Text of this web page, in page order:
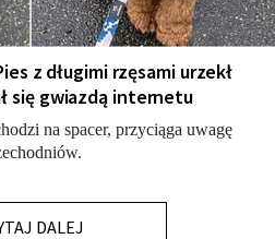
z długimi rzęsami urzekł
się gwiazdą internetu
na spacer, przyciąga uwagę
DALEJ